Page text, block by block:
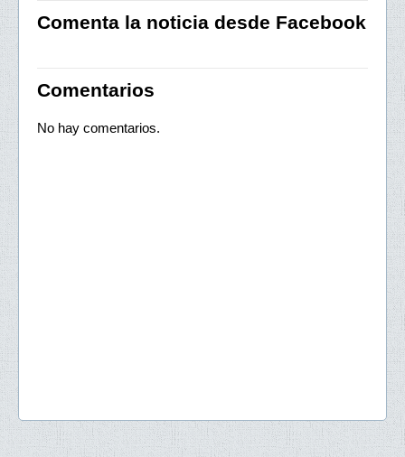
Comenta la noticia desde Facebook
Comentarios
No hay comentarios.